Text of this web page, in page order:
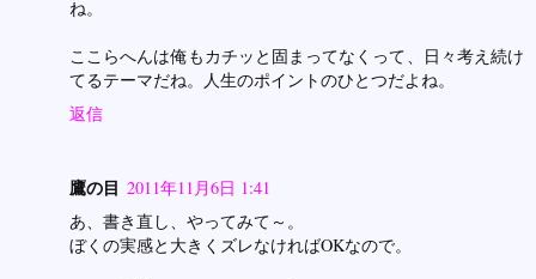
ね。
ここらへんは俺もカチッと固まってなくって、日々考え続け
てるテーマだね。人生のポイントのひとつだよね。
返信
鷹の目 2011年11月6日 1:41
あ、書き直し、やってみて～。
ぼくの実感と大きくズレなければOKなので。